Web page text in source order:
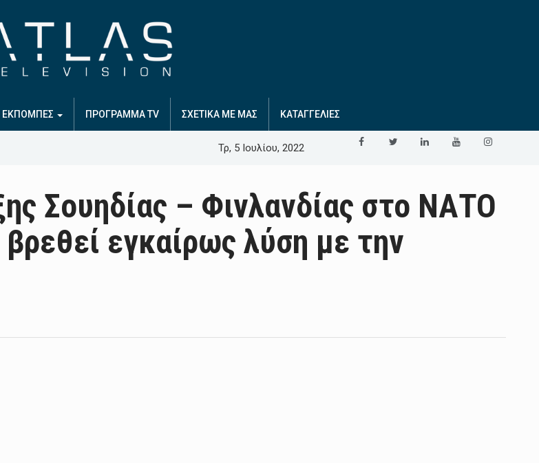
ΕΚΠΟΜΠΕΣ ΠΡΟΓΡΑΜΜΑ TV ΣΧΕΤΙΚΑ ΜΕ ΜΑΣ ΚΑΤΑΓΓΕΛΙΕΣ
Τρ, 5 Ιουλίου, 2022
Σουηδίας – Φινλανδίας στο ΝΑΤΟ
εγκαίρως λύση με την